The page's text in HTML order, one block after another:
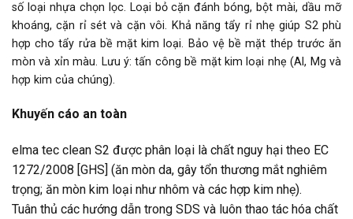
số loại nhựa chọn lọc. Loại bỏ cặn đánh bóng, bột mài, dầu mỡ
khoáng, cặn rỉ sét và cặn vôi. Khả năng tẩy rỉ nhẹ giúp S2 phù
hợp cho tẩy rửa bề mặt kim loại. Bảo vệ bề mặt thép trước ăn
mòn và xỉn màu. Lưu ý: tấn công bề mặt kim loại nhẹ (Al, Mg và
hợp kim của chúng).
Khuyến cáo an toàn
elma tec clean S2 được phân loại là chất nguy hại theo EC
1272/2008 [GHS] (ăn mòn da, gây tổn thương mắt nghiêm
trọng; ăn mòn kim loại như nhôm và các hợp kim nhẹ).
Tuân thủ các hướng dẫn trong SDS và luôn thao tác hóa chất